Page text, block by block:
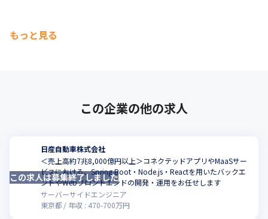
もっと見る
この企業の他の求人
日産自動車株式会社
＜売上高約7兆8,000億円以上＞コネクテッドアプリやMaaSサー
ビスにおける、Spring Boot・Node.js・Reactを用いたバックエ
ンドやWebフロントエンドの開発・運用をお任せします
サーバーサイドエンジニア
東京都
年収 : 470-700万円
この求人は募集終了しました